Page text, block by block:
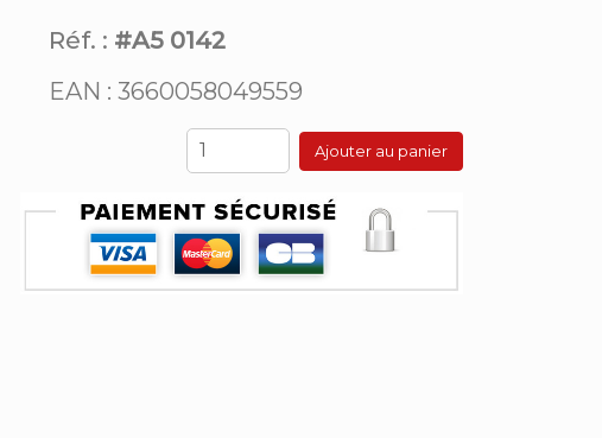
Réf. : #A5 0142
EAN : 3660058049559
Ajouter au panier